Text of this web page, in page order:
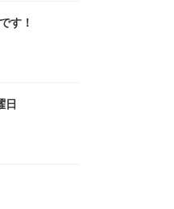
す！
日